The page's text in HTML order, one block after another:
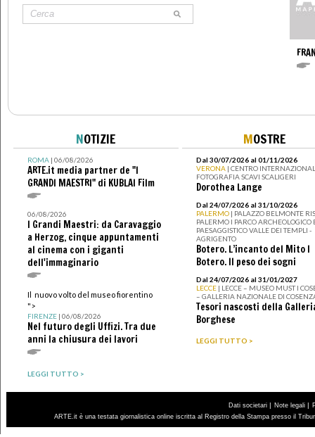
NOTIZIE
ROMA| 06/08/2026
ARTE.it media partner de "I
GRANDI MAESTRI" di KUBLAI Film
06/08/2026
I Grandi Maestri: da Caravaggio
a Herzog, cinque appuntamenti
al cinema con i giganti
dell'immaginario
Il nuovo volto del museo fiorentino
">
FIRENZE| 06/08/2026
Nel futuro degli Uffizi. Tra due
anni la chiusura dei lavori
LEGGI TUTTO >
MOSTRE
Dal 30/07/2026 al 01/11/2026
VERONA | CENTRO
FOTOGRAFIA SCAVI SCALIGERI
Dorothea Lange
Dal 24/07/2026 al 31/10/2026
PALERMO | PALAZZO BELMONTE
PALERMO I PARCO ARCHEOLOGICO
PAESAGGISTICO VALLE DEI TEMPLI -
AGRIGENTO
Botero. L’incanto del Mito I
Botero. Il peso dei sogni
Dal 24/07/2026 al 31/01/2027
LECCE | LECCE – MUSEO MUST I
– GALLERIA NAZIONALE DI
Tesori nascosti della
Borghese
LEGGI TUTTO >
Dati societari | Note legali |
ARTE.it è una testata giornalistica online iscritta al Registro della Stampa presso il